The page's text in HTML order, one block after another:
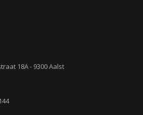
18A - 9300 Aalst